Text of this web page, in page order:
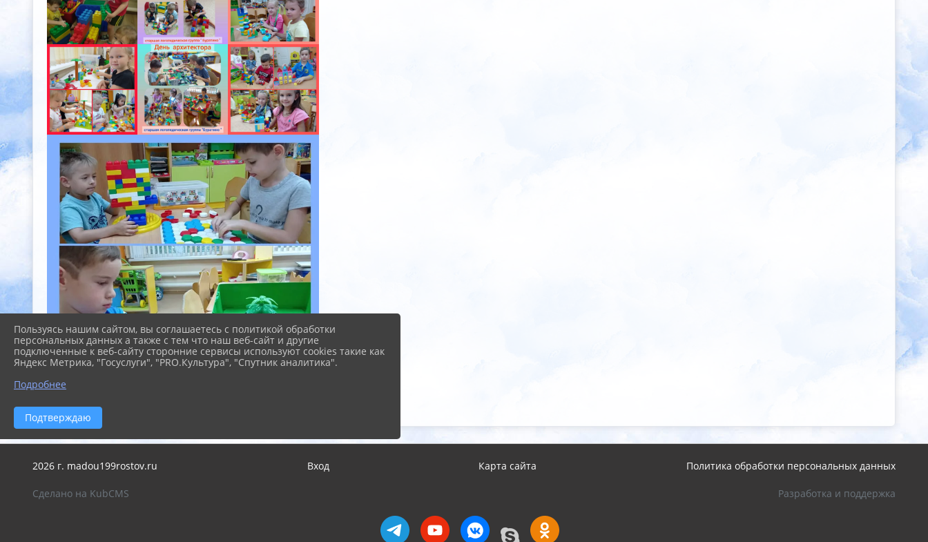
2026 г. madou199rostov.ru Вход Карта сайта Политика обработки персональных данных
Сделано на KubCMS Разработка и поддержка
Пользуясь нашим сайтом, вы соглашаетесь с политикой обработки
персональных данных а также с тем что наш веб-сайт и другие
подключенные к веб-сайту сторонние сервисы используют cookies такие как
Яндекс Метрика, "Госуслуги", "PRO.Культура", "Спутник аналитика".
Подробнее
Подтверждаю